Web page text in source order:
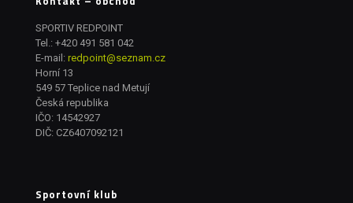
SPORTIV REDPOINT
Tel.: +420 491 581 042
E-mail: redpoint@seznam.cz
Horní 13
549 57 Teplice nad Metují
Česká republika
IČO: 14542927
DIČ: CZ6407092121
Sportovní klub